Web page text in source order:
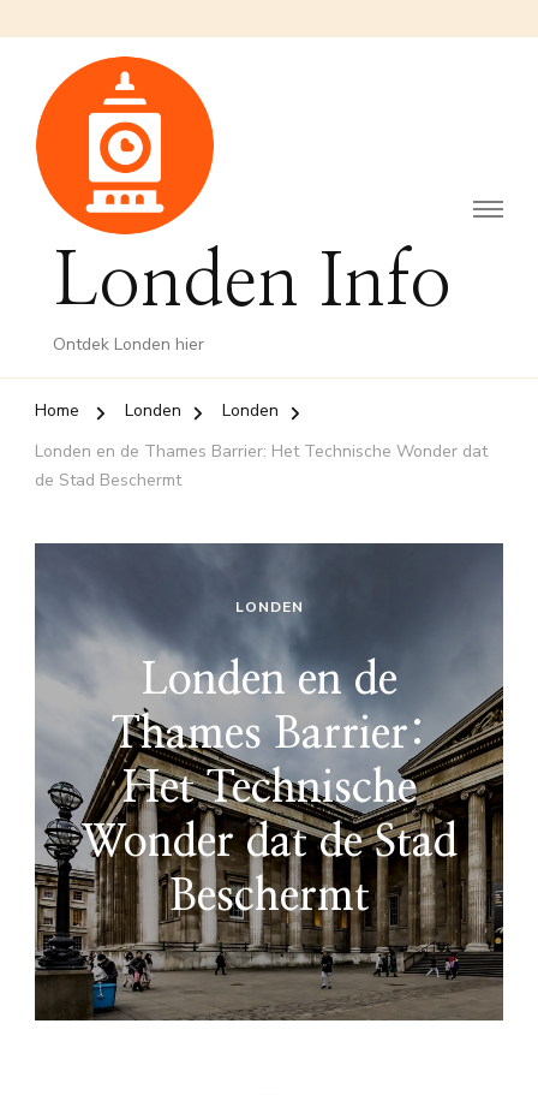
Londen Info
Ontdek Londen hier
Home Londen
Londen
Londen en de Thames Barrier: Het Technische Wonder dat
de Stad Beschermt
LONDEN
Londen en de
Thames Barrier:
Het Technische
Wonder dat de Stad
Beschermt